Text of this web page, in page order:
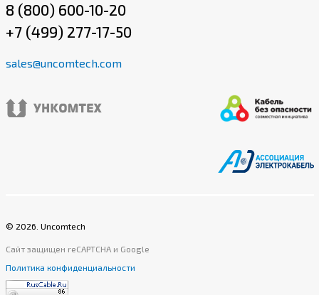
8 (800) 600-10-20
+7 (499) 277-17-50
sales@uncomtech.com
© 2026 . Uncomtech
Сайт защищен reCAPTCHA и Google
Политика конфиденциальности